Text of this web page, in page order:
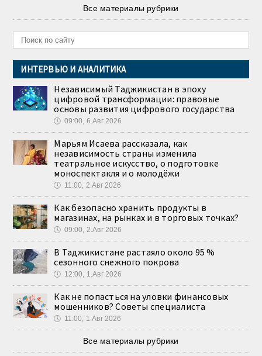
Все материалы рубрики
ИНТЕРВЬЮ И АНАЛИТИКА
Независимый Таджикистан в эпоху
цифровой трансформации: правовые
основы развития цифрового государства
🕔 09:00, 6.Авг 2026
Марьям Исаева рассказала, как
независимость страны изменила
театральное искусство, о подготовке
моноспектакля и о молодёжи
🕔 11:00, 2.Авг 2026
Как безопасно хранить продукты в
магазинах, на рынках и в торговых точках?
🕔 09:00, 2.Авг 2026
В Таджикистане растаяло около 95 %
сезонного снежного покрова
🕔 12:00, 1.Авг 2026
Как не попасться на уловки финансовых
мошенников? Советы специалиста
🕔 11:00, 1.Авг 2026
Все материалы рубрики